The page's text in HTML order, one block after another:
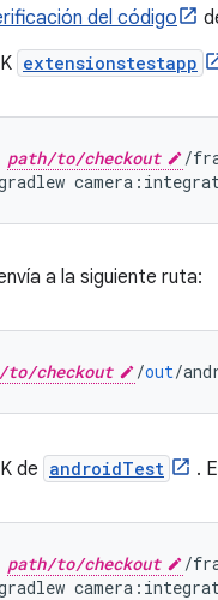
del código
extensionstestapp
path/to/checkout /
camera :
a la siguiente ruta:
to/checkout /out/
de androidTest .
path/to/checkout /
camera :